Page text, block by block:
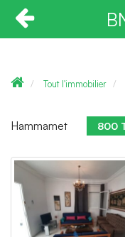
Tout l'immobilier
Hammamet 800